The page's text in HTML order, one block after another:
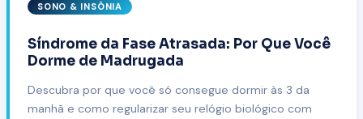
SONO & INSÔNIA
Síndrome da Fase Atrasada: Por Que Você
Dorme de Madrugada
Descubra por que você só consegue dormir às 3 da
manhã e como regularizar seu relógio biológico com